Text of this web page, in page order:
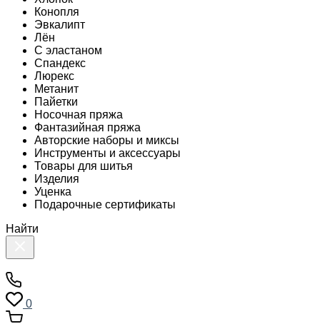
Конопля
Эвкалипт
Лён
C эластаном
Спандекс
Люрекс
Метанит
Пайетки
Носочная пряжа
Фантазийная пряжа
Авторские наборы и миксы
Инструменты и аксессуары
Товары для шитья
Изделия
Уценка
Подарочные сертификаты
Найти
0